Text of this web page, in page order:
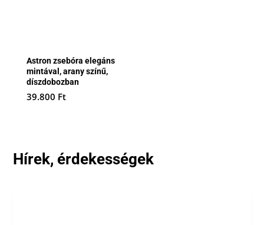
Astron zsebóra elegáns
mintával, arany színű,
díszdobozban
39.800 Ft
Hírek, érdekességek